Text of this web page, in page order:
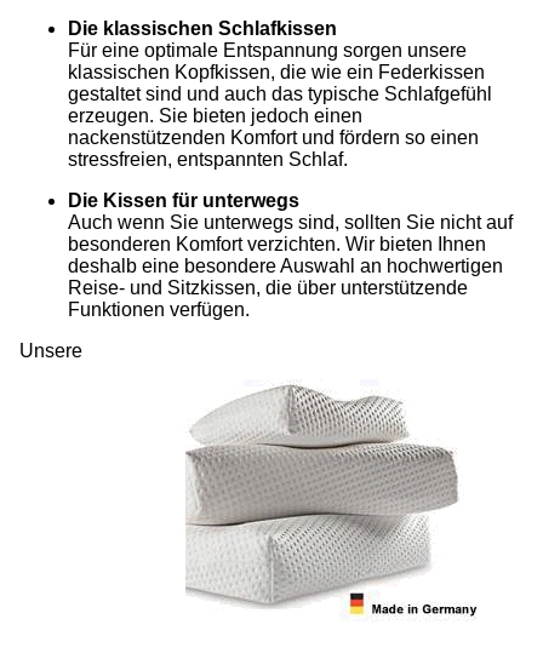
Die klassischen Schlafkissen
Für eine optimale Entspannung sorgen unsere
klassischen Kopfkissen, die wie ein Federkissen
gestaltet sind und auch das typische Schlafgefühl
erzeugen. Sie bieten jedoch einen
nackenstützenden Komfort und fördern so einen
stressfreien, entspannten Schlaf.
Die Kissen für unterwegs
Auch wenn Sie unterwegs sind, sollten Sie nicht auf
besonderen Komfort verzichten. Wir bieten Ihnen
deshalb eine besondere Auswahl an hochwertigen
Reise- und Sitzkissen, die über unterstützende
Funktionen verfügen.
Unsere